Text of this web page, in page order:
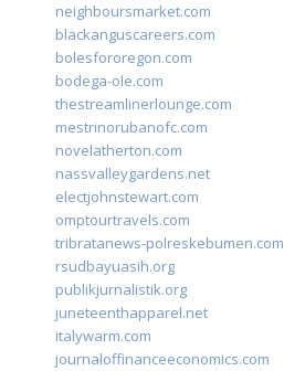
neighboursmarket.com
blackanguscareers.com
bolesfororegon.com
bodega-ole.com
thestreamlinerlounge.com
mestrinorubanofc.com
novelatherton.com
nassvalleygardens.net
electjohnstewart.com
omptourtravels.com
tribratanews-polreskebumen.com
rsudbayuasih.org
publikjurnalistik.org
juneteenthapparel.net
italywarm.com
journaloffinanceeconomics.com